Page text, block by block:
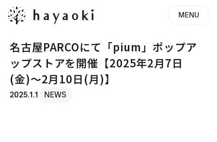
MENU
名古屋PARCOにて「pium」ポップア
ップストアを開催【2025年2月7日
(金)〜2月10日(月)】
2025.1.1 NEWS